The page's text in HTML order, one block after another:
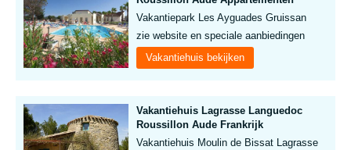
Vakantiepark Les Ayguades Gruissan
zie website en speciale aanbiedingen
Vakantiehuis bekijken
Vakantiehuis Lagrasse Languedoc
Roussillon Aude Frankrijk
Vakantiehuis Moulin de Bissat Lagrasse